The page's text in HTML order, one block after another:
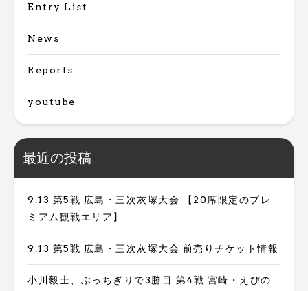
Entry List
News
Reports
youtube
最近の投稿
9.13 第5戦 広島・三次灰塚大会 【20席限定のプレ
ミアム観戦エリア】
9.13 第5戦 広島・三次灰塚大会 前売りチケット情報
小川毅士、ぶっちぎりで3勝目 第4戦 宮崎・えびの